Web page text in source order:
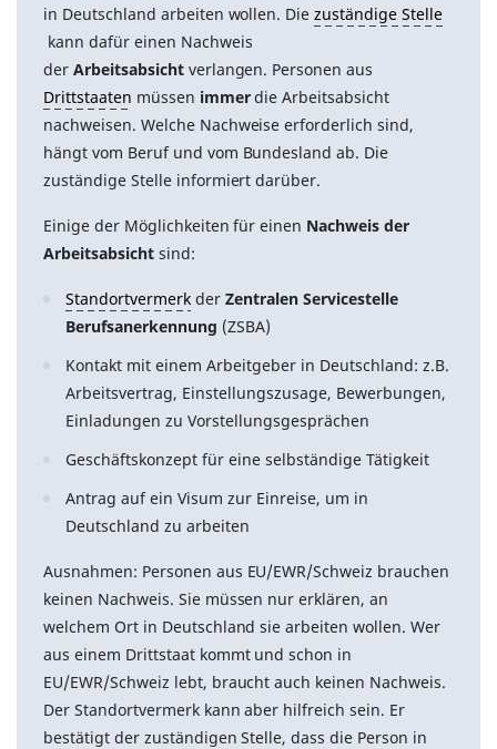
in Deutschland arbeiten wollen. Diezuständige Stelle
kann dafür einen Nachweis
der Arbeitsabsichtverlangen. Personen aus
Drittstaaten müssen immerdie Arbeitsabsicht
nachweisen. Welche Nachweise erforderlich sind,
hängt vom Beruf und vom Bundesland ab. Die
zuständige Stelle informiert darüber.
Einige der Möglichkeiten für einen Nachweis der
Arbeitsabsichtsind:
Standortvermerk der Zentralen Servicestelle
Berufsanerkennung (ZSBA)
Kontakt mit einem Arbeitgeber in Deutschland: z.B.
Arbeitsvertrag, Einstellungszusage, Bewerbungen,
Einladungen zu Vorstellungsgesprächen
Geschäftskonzept für eine selbständige Tätigkeit
Antrag auf ein Visum zur Einreise, um in
Deutschland zu arbeiten
Ausnahmen: Personen aus EU/EWR/Schweiz brauchen
keinen Nachweis. Sie müssen nur erklären, an
welchem Ort in Deutschland sie arbeiten wollen. Wer
aus einem Drittstaat kommt und schon in
EU/EWR/Schweiz lebt, braucht auch keinen Nachweis.
Der Standortvermerk kann aber hilfreich sein. Er
bestätigt der zuständigen Stelle, dass die Person in